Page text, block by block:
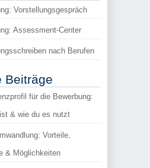
Vorstellungsgespräch
Assessment-Center
nach Berufen
Beiträge
für die Bewerbung:
& wie du es nutzt
Vorteile,
& Möglichkeiten